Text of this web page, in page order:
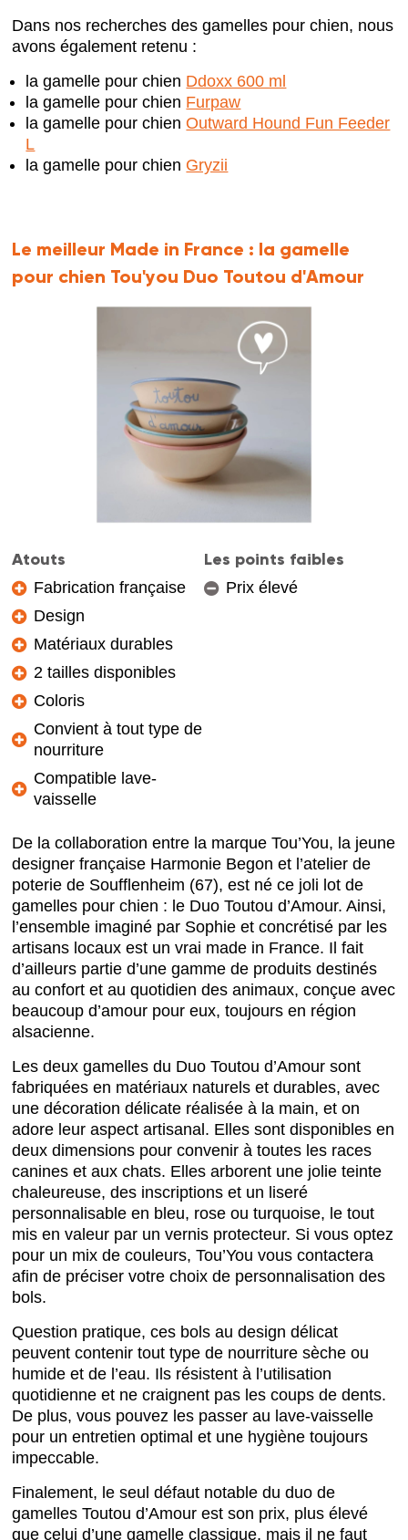
Dans nos recherches des gamelles pour chien, nous
avons également retenu :
la gamelle pour chien Ddoxx 600 ml
la gamelle pour chien Furpaw
la gamelle pour chienOutward Hound Fun Feeder
L
la gamelle pour chien Gryzii
Le meilleur Made in France : la gamelle
pour chien Tou'you Duo Toutou d'Amour
Atouts
Fabrication française
Design
Matériaux durables
2 tailles disponibles
Coloris
Convient à tout type de
nourriture
Compatible lave-
vaisselle
Les points faibles
Prix élevé
De la collaboration entre la marque Tou’You, la jeune
designer française Harmonie Begon et l’atelier de
poterie de Soufflenheim (67), est né ce joli lot de
gamelles pour chien : le Duo Toutou d’Amour. Ainsi,
l’ensemble imaginé par Sophie et concrétisé par les
artisans locaux est un vrai made in France. Il fait
d’ailleurs partie d’une gamme de produits destinés
au confort et au quotidien des animaux, conçue avec
beaucoup d’amour pour eux, toujours en région
alsacienne.
Les deux gamelles du Duo Toutou d’Amour sont
fabriquées en matériaux naturels et durables, avec
une décoration délicate réalisée à la main, et on
adore leur aspect artisanal. Elles sont disponibles en
deux dimensions pour convenir à toutes les races
canines et aux chats. Elles arborent une jolie teinte
chaleureuse, des inscriptions et un liseré
personnalisable en bleu, rose ou turquoise, le tout
mis en valeur par un vernis protecteur. Si vous optez
pour un mix de couleurs, Tou’You vous contactera
afin de préciser votre choix de personnalisation des
bols.
Question pratique, ces bols au design délicat
peuvent contenir tout type de nourriture sèche ou
humide et de l’eau. Ils résistent à l’utilisation
quotidienne et ne craignent pas les coups de dents.
De plus, vous pouvez les passer au lave-vaisselle
pour un entretien optimal et une hygiène toujours
impeccable.
Finalement, le seul défaut notable du duo de
gamelles Toutou d’Amour est son prix, plus élevé
que celui d’une gamelle classique, mais il ne faut